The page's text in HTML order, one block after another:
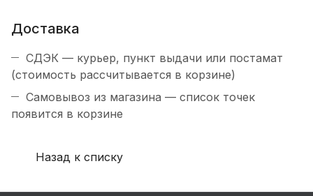
Доставка
СДЭК — курьер, пункт выдачи или постамат
(стоимость рассчитывается в корзине)
Самовывоз из магазина — список точек
появится в корзине
Назад к списку